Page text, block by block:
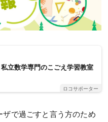
立数学専門のこごえ学習教室
ロコサポーター
で過ごすと言う方のため